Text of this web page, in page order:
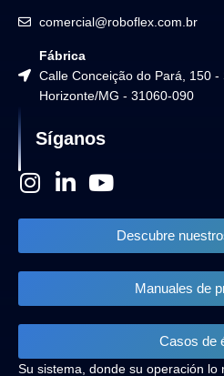
comercial@roboflex.com.br
Fábrica
Calle Conceição do Pará, 150 -
Horizonte/MG - 31060-090
Síganos
I
s
t
a
r
m
L
n
k
e
i
-
Y
u
t
u
e
Descubre
Manuales de
Casos de
Su sistema, donde su operación lo